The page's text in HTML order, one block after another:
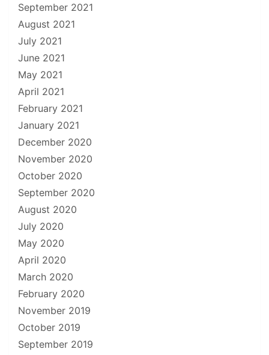
September 2021
August 2021
July 2021
June 2021
May 2021
April 2021
February 2021
January 2021
December 2020
November 2020
October 2020
September 2020
August 2020
July 2020
May 2020
April 2020
March 2020
February 2020
November 2019
October 2019
September 2019